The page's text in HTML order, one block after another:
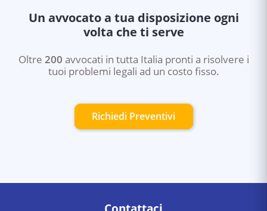
Un avvocato a tua disposizione ogni
volta che ti serve
Oltre 200 avvocati in tutta Italia pronti a risolvere i
tuoi problemi legali ad un costo fisso.
Richiedi Preventivi